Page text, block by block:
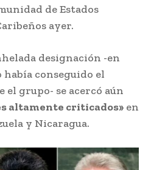
de Estados
ayer.
designación -en
había conseguido el
el grupo- se acercó aún
altamente criticados» en
y Nicaragua.